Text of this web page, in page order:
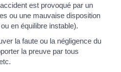
est provoqué par un
ou une mauvaise disposition
en équilibre instable).
la faute ou la négligence du
la preuve par tous